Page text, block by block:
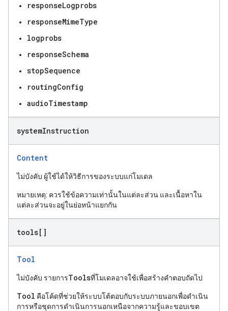
responseLogprobs
responseMimeType
logprobs
responseSchema
stopSequence
routingConfig
audioTimestamp
systemInstruction
Content
ไม่บังคับ ผู้ใช้ได้ให้วิธีการของระบบแก่โมเดล
หมายเหตุ: ควรใช้ข้อความเท่านั้นในแต่ละส่วน และเนื้อหาใน
แต่ละส่วนจะอยู่ในย่อหน้าแยกกัน
tools[]
Tool
ไม่บังคับ รายการToolsที่โมเดลอาจใช้เพื่อสร้างคำตอบถัดไป
Tool คือโค้ดที่ช่วยให้ระบบโต้ตอบกับระบบภายนอกเพื่อดำเนิน
การหรือชุดการดำเนินการนอกเหนือจากความรู้และขอบเขต